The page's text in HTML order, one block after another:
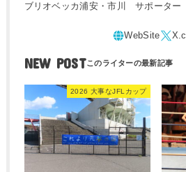
ブリオベッカ浦安・市川 サポーター
NEW POST
2026 大事なJFLカップ